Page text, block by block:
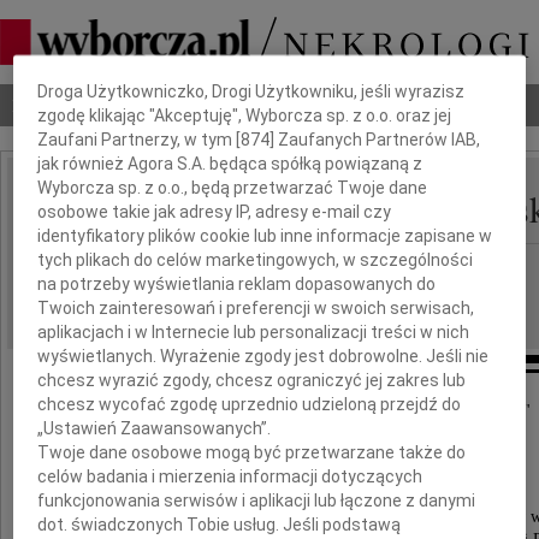
Nekrologi Odeszli Poradnik pogrzebowy
IMIĘ I NAZWISKO: Maria Genowefa
REGION: cała Polska
DATA EMISJI: 28.04.2011
"I zawsze właściwą godzinę biją Boże zegary"
Z głębokim żalem zawiadamiamy,
że w dniu 27 kwietnia 2011 roku odeszła do wieczności w
Dbamy o Twoją prywatność
Droga Użytkowniczko, Drogi Użytkowniku, jeśli wyrazisz
zgodę klikając "Akceptuję", Wyborcza sp. z o.o. oraz jej
Zaufani Partnerzy, w tym [874] Zaufanych Partnerów IAB,
jak również Agora S.A. będąca spółką powiązaną z
Wyborcza sp. z o.o., będą przetwarzać Twoje dane
osobowe takie jak adresy IP, adresy e-mail czy
identyfikatory plików cookie lub inne informacje zapisane w
tych plikach do celów marketingowych, w szczególności
na potrzeby wyświetlania reklam dopasowanych do
Twoich zainteresowań i preferencji w swoich serwisach,
aplikacjach i w Internecie lub personalizacji treści w nich
wyświetlanych. Wyrażenie zgody jest dobrowolne. Jeśli nie
chcesz wyrazić zgody, chcesz ograniczyć jej zakres lub
chcesz wycofać zgodę uprzednio udzieloną przejdź do
„Ustawień Zaawansowanych”.
Twoje dane osobowe mogą być przetwarzane także do
celów badania i mierzenia informacji dotyczących
funkcjonowania serwisów i aplikacji lub łączone z danymi
dot. świadczonych Tobie usług. Jeśli podstawą